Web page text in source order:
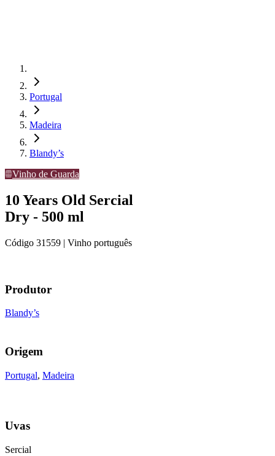
Portugal
Madeira
Blandy’s
Vinho de Guarda
10 Years Old Sercial
Dry - 500 ml
Código 31559 | Vinho português
Produtor
Blandy’s
Origem
Portugal, Madeira
Uvas
Sercial